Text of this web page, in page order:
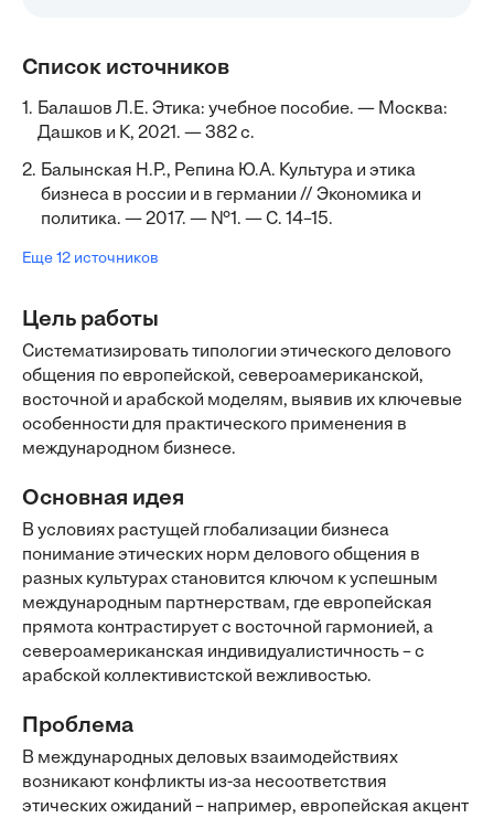
Список источников
1. Балашов Л.Е. Этика: учебное пособие. — Москва:
Дашков и К, 2021. — 382 с.
2. Балынская Н.Р., Репина Ю.А. Культура и этика
бизнеса в россии и в германии // Экономика и
политика. — 2017. — №1. — С. 14–15.
Еще 12 источников
Цель работы
Систематизировать типологии этического делового
общения по европейской, североамериканской,
восточной и арабской моделям, выявив их ключевые
особенности для практического применения в
международном бизнесе.
Основная идея
В условиях растущей глобализации бизнеса
понимание этических норм делового общения в
разных культурах становится ключом к успешным
международным партнерствам, где европейская
прямота контрастирует с восточной гармонией, а
североамериканская индивидуалистичность – с
арабской коллективистской вежливостью.
Проблема
В международных деловых взаимодействиях
возникают конфликты из-за несоответствия
этических ожиданий – например, европейская акцент